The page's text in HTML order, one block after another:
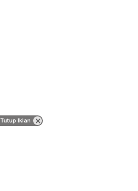
Tutup Iklan